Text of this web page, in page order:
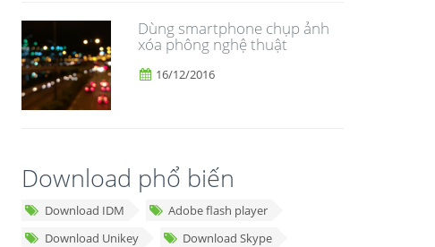
Dùng smartphone chụp ảnh
xóa phông nghệ thuật
16/12/2016
Download phổ biến
Download IDM
Adobe flash player
Download Unikey
Download Skype